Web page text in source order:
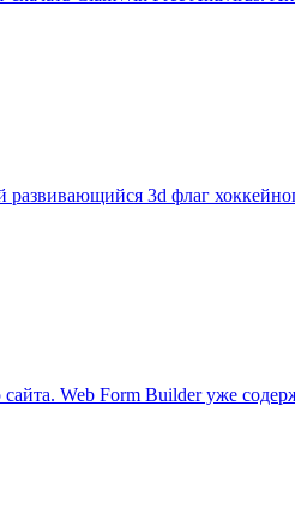
развивающийся 3d флаг
Web Form Builder уже